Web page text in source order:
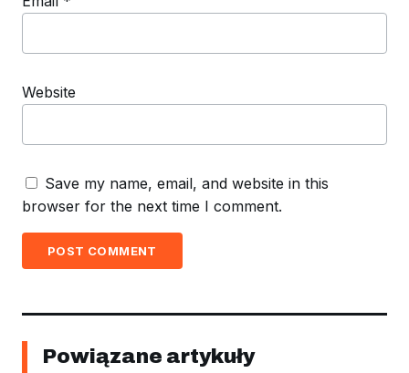
Website
Save my name, email, and website in this
browser for the next time I comment.
POST COMMENT
Powiązane artykuły